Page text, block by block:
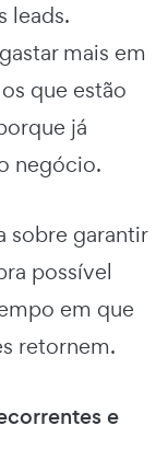
leads.
mais em
que estão
já
negócio.
sobre garantir
possível
em que
retornem.
e